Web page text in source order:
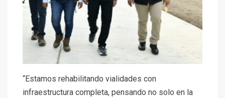
“Estamos rehabilitando vialidades con
infraestructura completa, pensando no solo en la